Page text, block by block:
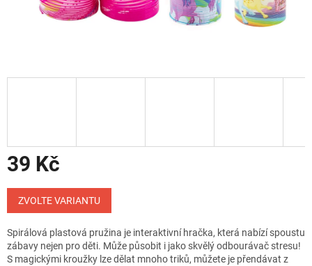
39 Kč
Měrná
cena:
ZVOLTE VARIANTU
Spirálová plastová pružina je interaktivní hračka, která nabízí spoustu
zábavy nejen pro děti. Může působit i jako skvělý odbourávač stresu!
S magickými kroužky lze dělat mnoho triků, můžete je přendávat z